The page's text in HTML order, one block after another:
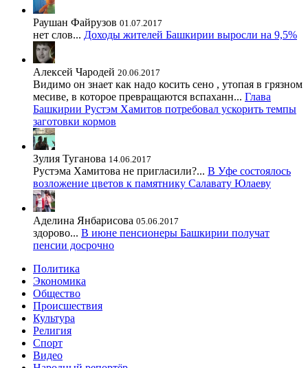
Раушан Файрузов 01.07.2017
нет слов... Доходы жителей Башкирии выросли на 9,5%
Алексей Чародей 20.06.2017
Видимо он знает как надо косить сено , утопая в грязном
месиве, в которое превращаются вспаханн... Глава
Башкирии Рустэм Хамитов потребовал ускорить темпы
заготовки кормов
Зулия Туганова 14.06.2017
Рустэма Хамитова не пригласили?... В Уфе состоялось
возложение цветов к памятнику Салавату Юлаеву
Аделина Янбарисова 05.06.2017
здорово... В июне пенсионеры Башкирии получат
пенсии досрочно
Политика
Экономика
Общество
Происшествия
Культура
Религия
Спорт
Видео